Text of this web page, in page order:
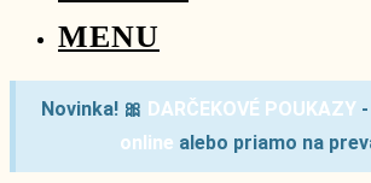
MENU
Novinka!🎀 DARČEKOVÉ POUKAZY
online alebo priamo na